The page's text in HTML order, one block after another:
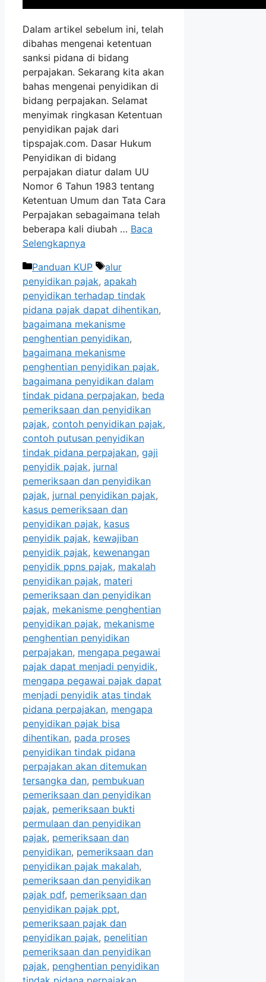
Dalam artikel sebelum ini, telah
dibahas mengenai ketentuan
sanksi pidana di bidang
perpajakan. Sekarang kita akan
bahas mengenai penyidikan di
bidang perpajakan. Selamat
menyimak ringkasan Ketentuan
penyidikan pajak dari
tipspajak.com. Dasar Hukum
Penyidikan di bidang
perpajakan diatur dalam UU
Nomor 6 Tahun 1983 tentang
Ketentuan Umum dan Tata Cara
Perpajakan sebagaimana telah
beberapa kali diubah … Baca
Selengkapnya
Kategori
Panduan KUP Tag
alur
penyidikan pajak, apakah
penyidikan terhadap tindak
pidana pajak dapat dihentikan,
bagaimana mekanisme
penghentian penyidikan,
bagaimana mekanisme
penghentian penyidikan pajak,
bagaimana penyidikan dalam
tindak pidana perpajakan, beda
pemeriksaan dan penyidikan
pajak, contoh penyidikan pajak,
contoh putusan penyidikan
tindak pidana perpajakan, gaji
penyidik pajak, jurnal
pemeriksaan dan penyidikan
pajak, jurnal penyidikan pajak,
kasus pemeriksaan dan
penyidikan pajak, kasus
penyidik pajak, kewajiban
penyidik pajak, kewenangan
penyidik ppns pajak, makalah
penyidikan pajak, materi
pemeriksaan dan penyidikan
pajak, mekanisme penghentian
penyidikan pajak, mekanisme
penghentian penyidikan
perpajakan, mengapa pegawai
pajak dapat menjadi penyidik,
mengapa pegawai pajak dapat
menjadi penyidik atas tindak
pidana perpajakan, mengapa
penyidikan pajak bisa
dihentikan, pada proses
penyidikan tindak pidana
perpajakan akan ditemukan
tersangka dan, pembukuan
pemeriksaan dan penyidikan
pajak, pemeriksaan bukti
permulaan dan penyidikan
pajak, pemeriksaan dan
penyidikan, pemeriksaan dan
penyidikan pajak makalah,
pemeriksaan dan penyidikan
pajak pdf, pemeriksaan dan
penyidikan pajak ppt,
pemeriksaan pajak dan
penyidikan pajak, penelitian
pemeriksaan dan penyidikan
pajak, penghentian penyidikan